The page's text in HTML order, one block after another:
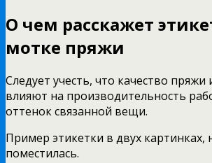
О чем расскажет
мотке пряжи
Следует учесть, что качество пряжи
влияют на производительность
оттенок связанной вещи.
Пример этикетки в двух картинках,
поместилась.